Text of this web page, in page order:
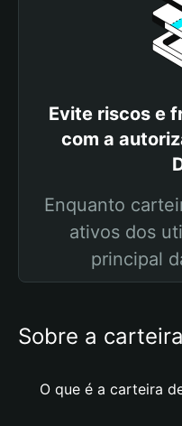
Evite riscos e
com a
Enquanto
ativos dos
principal
Sobre a
O que é a carteira